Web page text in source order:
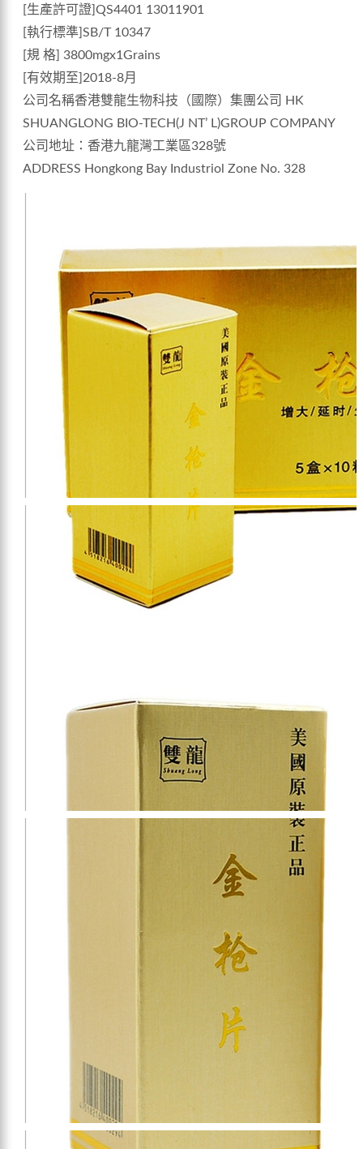
[生產許可證]QS4401 13011901
[執行標準]SB/T 10347
[規 格] 3800mgx1Grains
[有效期至]2018-8月
公司名稱香港雙龍生物科技（國際）集團公司 HK
SHUANGLONG BIO-TECH(J NT’ L)GROUP COMPANY
公司地址：香港九龍灣工業區328號
ADDRESS Hongkong Bay Industriol Zone No. 328